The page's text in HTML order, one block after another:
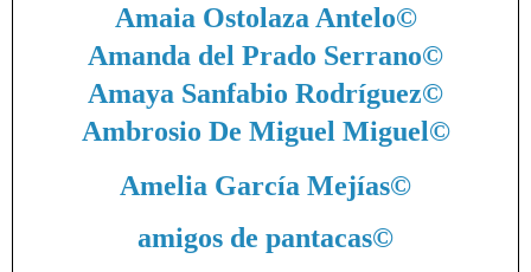
Amaia Ostolaza Antelo©
Amanda del Prado Serrano©
Amaya Sanfabio Rodríguez©
Ambrosio De Miguel Miguel©
Amelia García Mejías©
amigos de pantacas©